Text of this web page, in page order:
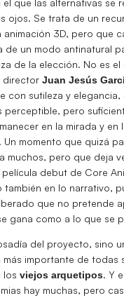
ojos. Se trata de un
animación 3D, pero que
de un modo antinatural
de la elección. No es el
director Juan Jesús
con sutileza y elegancia,
perceptible, pero
en la mirada y en
momento que quizá
muchos, pero que deja
debut de Core
en lo narrativo,
que no pretende
gana como a lo que se
del proyecto, sino
más importante de todas
los viejos arquetipos. Y
hay muchas, pero